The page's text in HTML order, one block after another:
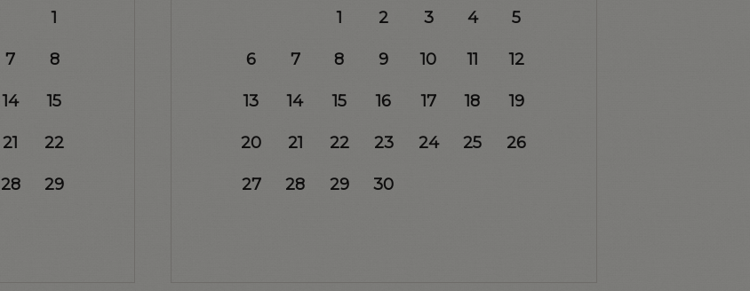
1
7 8
14 15
21 22
28 29
1 2 3 4 5
6 7 8 9 10 11 12
13 14 15 16 17 18 19
20 21 22 23 24 25 26
27 28 29 30